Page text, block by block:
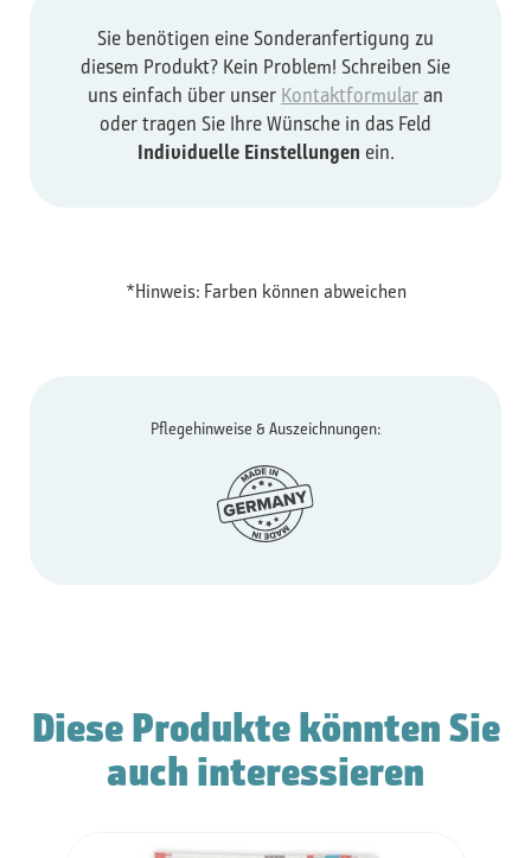
Sie benötigen eine Sonderanfertigung zu
diesem Produkt? Kein Problem! Schreiben Sie
uns einfach über unser Kontaktformular an
oder tragen Sie Ihre Wünsche in das Feld
Individuelle Einstellungen ein.
*Hinweis: Farben können abweichen
Pflegehinweise & Auszeichnungen:
Diese Produkte könnten Sie
auch interessieren